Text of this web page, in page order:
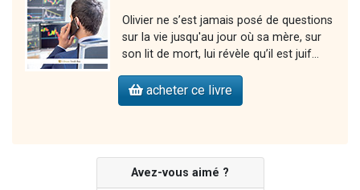
Olivier ne s’est jamais posé de questions
sur la vie jusqu'au jour où sa mère, sur
son lit de mort, lui révèle qu’il est juif...
acheter ce livre
Avez-vous aimé ?